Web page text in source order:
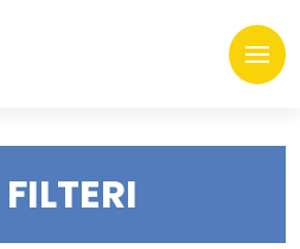
FILTERI